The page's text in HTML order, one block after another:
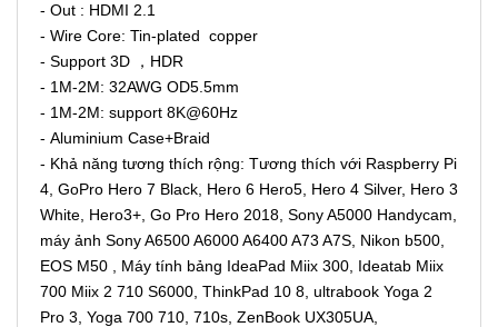
- Out : HDMI 2.1
- Wire Core: Tin-plated copper
- Support 3D ，HDR
- 1M-2M: 32AWG OD5.5mm
- 1M-2M: support 8K@60Hz
- Aluminium Case+Braid
- Khả năng tương thích rộng: Tương thích với Raspberry Pi
4, GoPro Hero 7 Black, Hero 6 Hero5, Hero 4 Silver, Hero 3
White, Hero3+, Go Pro Hero 2018, Sony A5000 Handycam,
máy ảnh Sony A6500 A6000 A6400 A73 A7S, Nikon b500,
EOS M50 , Máy tính bảng IdeaPad Miix 300, Ideatab Miix
700 Miix 2 710 S6000, ThinkPad 10 8, ultrabook Yoga 2
Pro 3, Yoga 700 710, 710s, ZenBook UX305UA,